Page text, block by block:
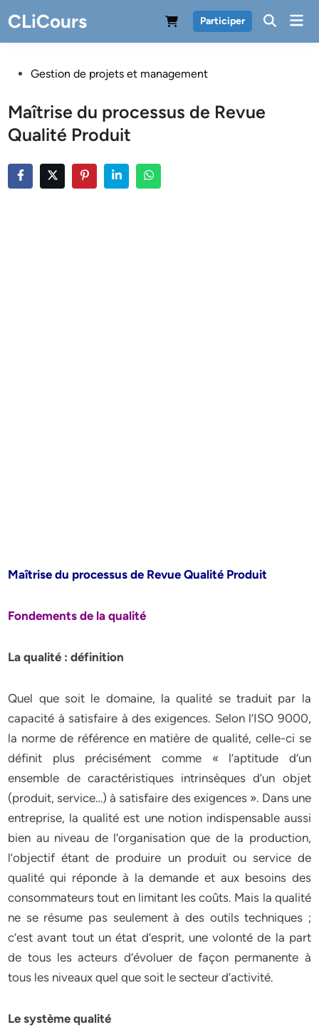
to
content
CLiCours Participer
PostedGestion de projets et management
Maîtrise du processus de Revue
Qualité Produit
Maîtrise du processus de Revue Qualité Produit
Fondements de la qualité
La qualité : définition
Quel que soit le domaine, la qualité se traduit par la
capacité à satisfaire à des exigences. Selon l’ISO 9000,
la norme de référence en matière de qualité, celle-ci se
définit plus précisément comme « l’aptitude d’un
ensemble de caractéristiques intrinsèques d’un objet
(produit, service…) à satisfaire des exigences ». Dans une
entreprise, la qualité est une notion indispensable aussi
bien au niveau de l’organisation que de la production,
l’objectif étant de produire un produit ou service de
qualité qui réponde à la demande et aux besoins des
consommateurs tout en limitant les coûts. Mais la qualité
ne se résume pas seulement à des outils techniques ;
c’est avant tout un état d’esprit, une volonté de la part
de tous les acteurs d’évoluer de façon permanente à
tous les niveaux quel que soit le secteur d’activité.
Le système qualité